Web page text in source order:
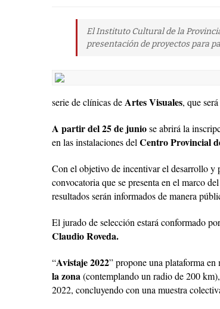
El Instituto Cultural de la
presentación de proyectos para
serie de clínicas deArtes Visuales, que
A partir del 25 de juniose abrirá la
en las instalaciones del Centro Provincial
Con el objetivo de incentivar el desarrollo y
convocatoria que se presenta en el marco
resultados serán informados de manera
El jurado de selección estará conformado
Claudio Roveda.
“Avistaje 2022” propone una plataforma
la zona(contemplando un radio de 200
2022, concluyendo con una muestra